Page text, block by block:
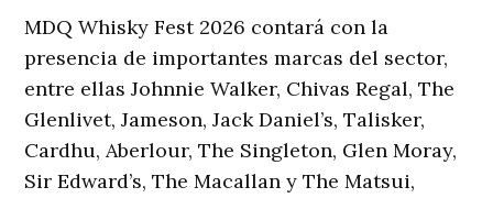
MDQ Whisky Fest 2026 contará con la
presencia de importantes marcas del sector,
entre ellas Johnnie Walker, Chivas Regal, The
Glenlivet, Jameson, Jack Daniel’s, Talisker,
Cardhu, Aberlour, The Singleton, Glen Moray,
Sir Edward’s, The Macallan y The Matsui,